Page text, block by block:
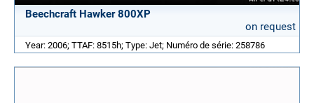
Beechcraft Hawker 800XP
on request
Year: 2006; TTAF: 8515h; Type: Jet; Numéro de série: 258786